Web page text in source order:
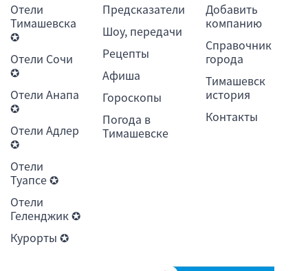
Отели
Тимашевска
✪
Отели Сочи
✪
Отели Анапа
✪
Отели Адлер
✪
Отели
Туапсе ✪
Отели
Геленджик ✪
Курорты ✪
Предсказатели
Шоу, передачи
Рецепты
Афиша
Гороскопы
Погода в
Тимашевске
Добавить
компанию
Справочник
города
Тимашевск
история
Контакты